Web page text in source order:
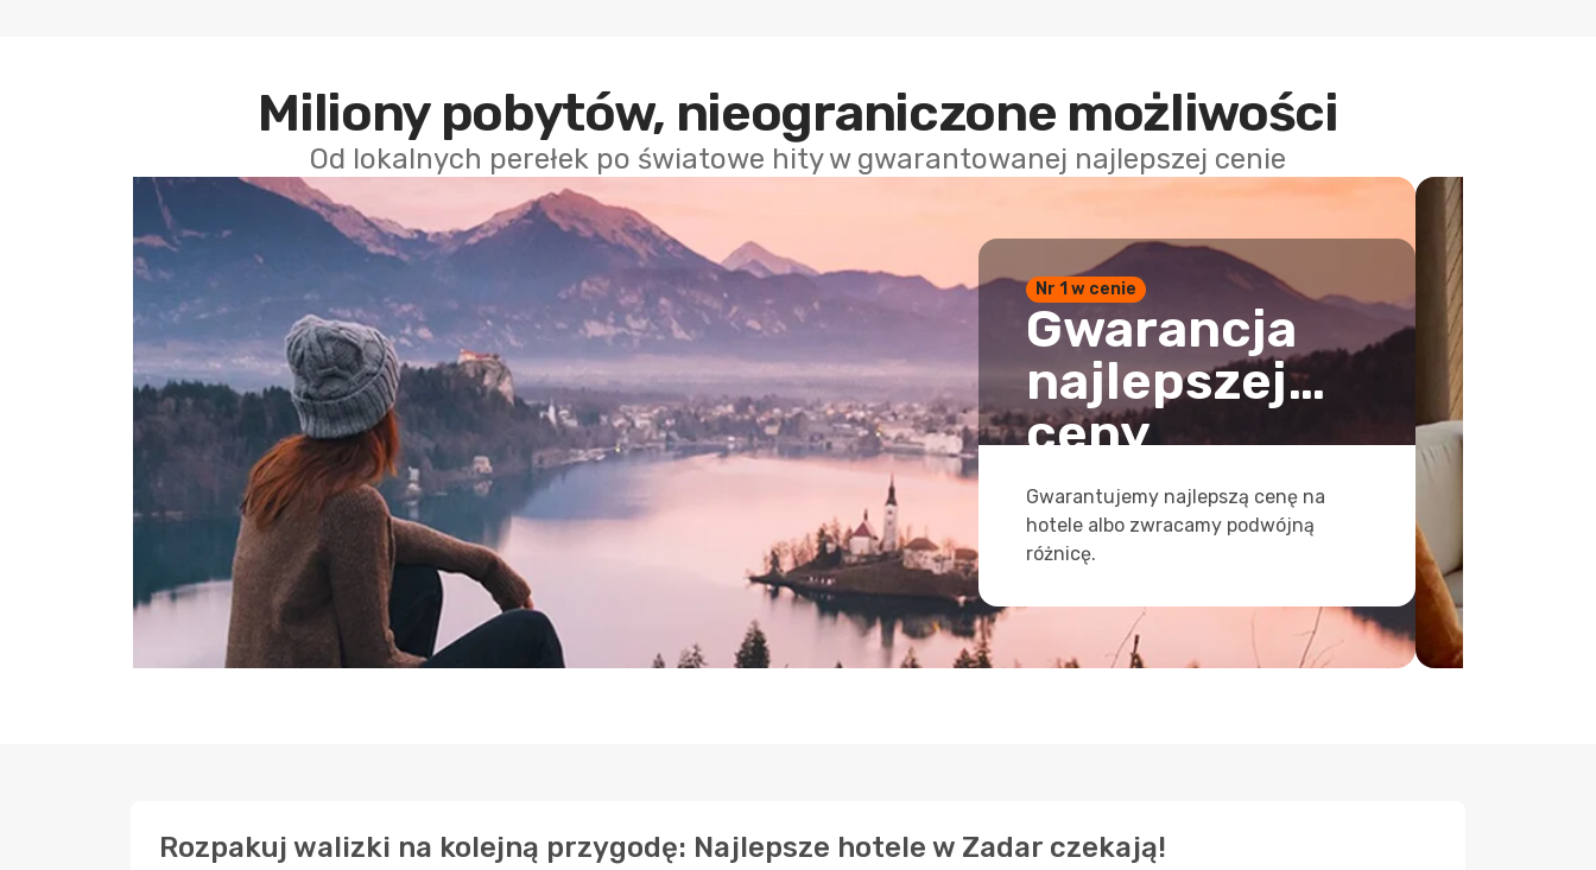
Miliony pobytów, nieograniczone możliwości
Od lokalnych perełek po światowe hity w gwarantowanej najlepszej cenie
Nr 1 w cenie
Gwarancja
najlepszej
ceny
Gwarantujemy najlepszą cenę na
hotele albo zwracamy podwójną
różnicę.
Rozpakuj walizki na kolejną przygodę: Najlepsze hotele w Zadar czekają!